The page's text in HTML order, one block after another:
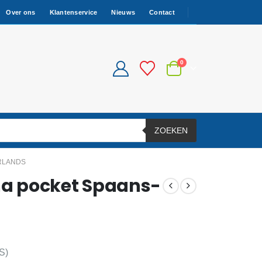
Over ons Klantenservice Nieuws Contact
0
ZOEKEN
pocket Spaans-